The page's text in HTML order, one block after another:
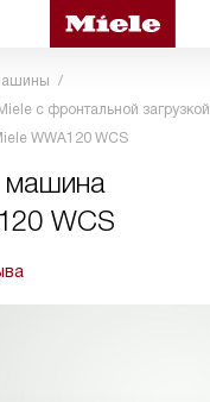
с фронтальной загрузкой
WWA120 WCS
машина
WCS